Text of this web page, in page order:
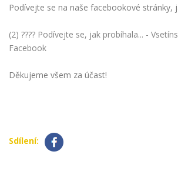
Podívejte se na naše facebookové stránky,
(2) ???? Podívejte se, jak probíhala... -
Facebook
Děkujeme všem za účast!
Sdílení: